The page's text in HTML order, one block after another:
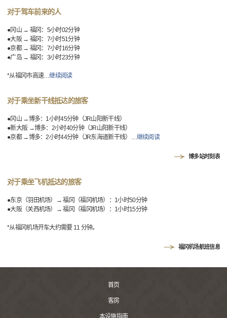
对于驾车前来的人
●冈山 → 福冈：5小时02分钟
●大阪 → 福冈：7小时51分钟
●京都 → 福冈：7小时16分钟
●广岛 → 福冈：3小时23分钟
*从福冈市高速…继续阅读
对于乘坐新干线抵达的旅客
●冈山 →博多：1小时45分钟（JR山阳新干线）
●新大阪 →博多：2小时40分钟（JR山阳新干线）
●京都 →博多：2小时44分钟（JR东海道新干线）
…继续阅读
博多站时刻表
对于乘坐飞机抵达的旅客
●东京（羽田机场）→ 福冈（福冈机场）：1小时50分钟
●大阪（关西机场）→ 福冈（福冈机场）：1小时15分钟
*从福冈机场开车大约需要 11 分钟。
福冈机场航班信息
首页
客房